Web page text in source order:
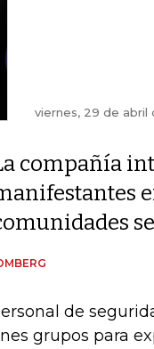
viernes, 29 de abril
compañía
de
grupos para